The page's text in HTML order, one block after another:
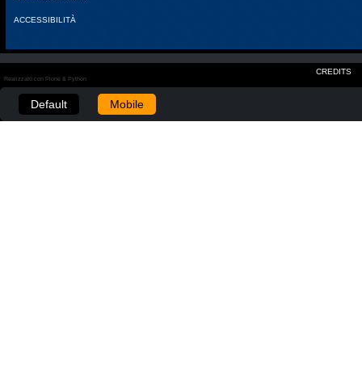
ACCESSIBILITÀ
CREDITS
Realizzato con Plone & Python
Default Mobile